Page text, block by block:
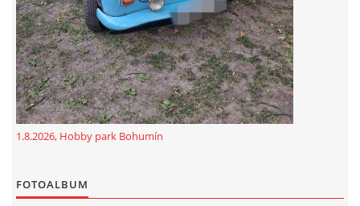
1.8.2026, Hobby park Bohumín
FOTOALBUM